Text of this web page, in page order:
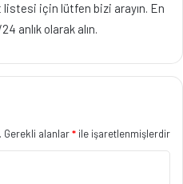
için lütfen bizi arayın. En
anlık olarak alın.
Gerekli alanlar* ile işaretlenmişlerdir